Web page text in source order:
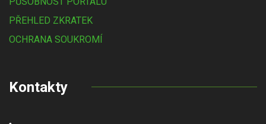
PŘEHLED ZKRATEK
OCHRANA SOUKROMÍ
Kontakty